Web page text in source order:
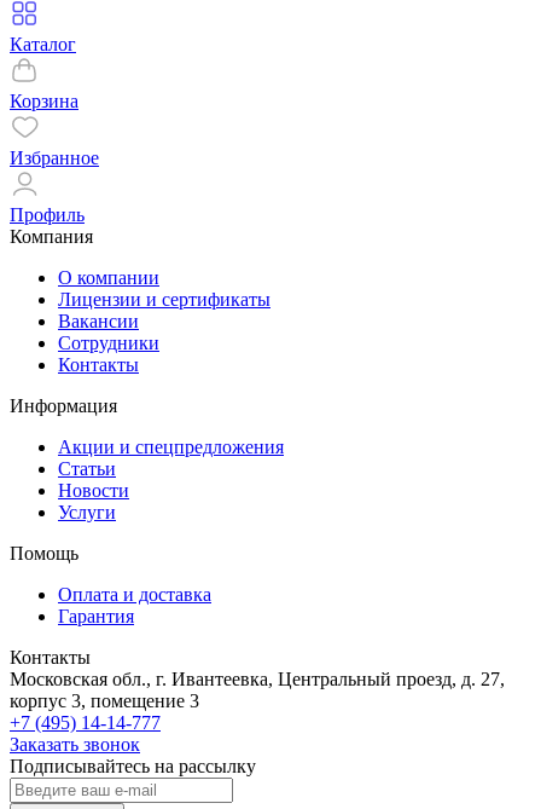
Каталог
Корзина
Избранное
Профиль
Компания
О компании
Лицензии и сертификаты
Вакансии
Сотрудники
Контакты
Информация
Акции и спецпредложения
Статьи
Новости
Услуги
Помощь
Оплата и доставка
Гарантия
Контакты
Московская обл., г. Ивантеевка, Центральный проезд, д. 27,
корпус 3, помещение 3
+7 (495) 14-14-777
Заказать звонок
Подписывайтесь на рассылку